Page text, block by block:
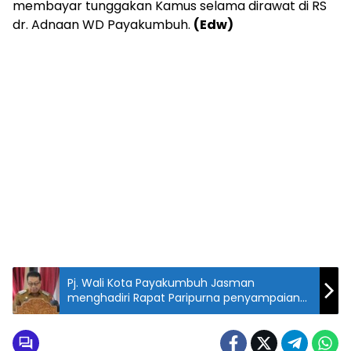
membayar tunggakan Kamus selama dirawat di RS
dr. Adnaan WD Payakumbuh. (Edw)
Pj. Wali Kota Payakumbuh Jasman
menghadiri Rapat Paripurna penyampaian
rekomendasi DPRD terhadap Laporan
Keterangan Pertanggungjawaban (LKPJ)
Wali Kota Payakumbuh tahun 2023